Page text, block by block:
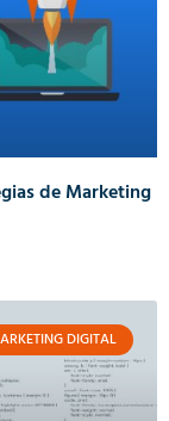
de Marketing
DIGITAL